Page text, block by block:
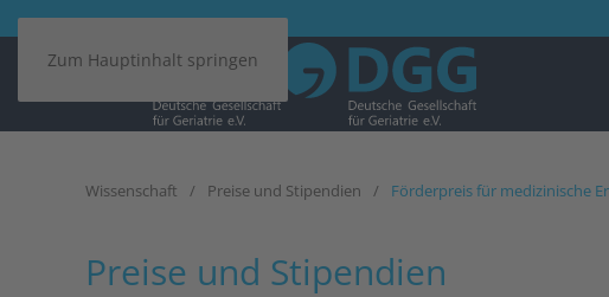
Zum Hauptinhalt springen
Wissenschaft Preise und Stipendien Förderpreis für medizinische
Preise und Stipendien